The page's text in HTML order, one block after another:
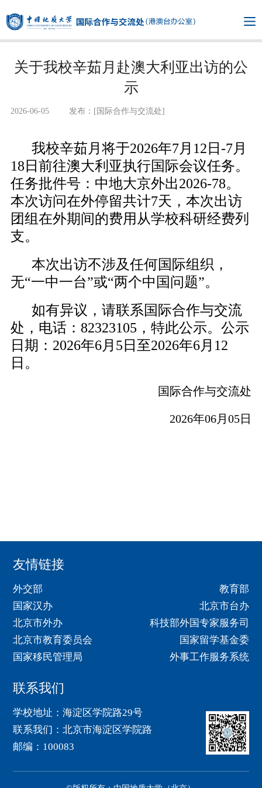
关于我校辛茹月赴澳大利亚出访的公
示
2026-06-05 发布：[国际合作与交流处]
我校辛茹月将于2026年7月12日-7月
18日前往澳大利亚执行国际会议任务。
任务批件号：中地大京外出2026-78。
本次访问在外停留共计7天，本次出访
团组在外期间的费用从学校科研经费列
支。
本次出访不涉及任何国际组织，
无“一中一台”或“两个中国问题”。
如有异议，请联系国际合作与交流
处，电话：82323105，特此公示。公示
日期：2026年6月5日至2026年6月12
日。
国际合作与交流处
2026年06月05日
友情链接
外交部
教育部
国家汉办
北京市台办
北京市外办
科技部外国专家服务司
北京市教育委员会
国家留学基金委
国家移民管理局
外事工作服务系统
联系我们
学校地址：海淀区学院路29号
联系我们：北京市海淀区学院路
邮编：100083